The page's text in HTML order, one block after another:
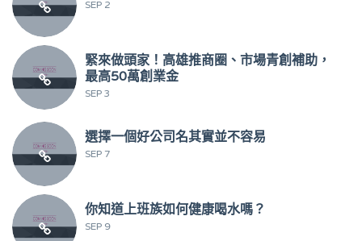
SEP 2
緊來做頭家！高雄推商圈、市場青創補助，
最高50萬創業金
SEP 3
選擇一個好公司名其實並不容易
SEP 7
你知道上班族如何健康喝水嗎？
SEP 9